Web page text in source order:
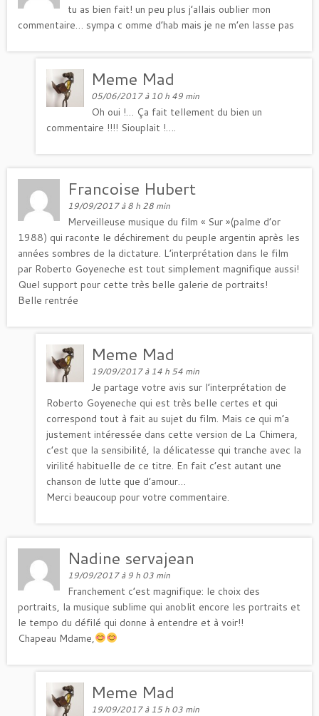
tu as bien fait! un peu plus j’allais oublier mon
commentaire… sympa c omme d’hab mais je ne m’en lasse pas
Meme Mad
05/06/2017 à 10 h 49 min
Oh oui !… Ça fait tellement du bien un
commentaire !!!! Siouplait !….
Francoise Hubert
19/09/2017 à 8 h 28 min
Merveilleuse musique du film « Sur »(palme d’or
1988) qui raconte le déchirement du peuple argentin après les
années sombres de la dictature. L’interprétation dans le film
par Roberto Goyeneche est tout simplement magnifique aussi!
Quel support pour cette très belle galerie de portraits!
Belle rentrée
Meme Mad
19/09/2017 à 14 h 54 min
Je partage votre avis sur l’interprétation de
Roberto Goyeneche qui est très belle certes et qui
correspond tout à fait au sujet du film. Mais ce qui m’a
justement intéressée dans cette version de La Chimera,
c’est que la sensibilité, la délicatesse qui tranche avec la
virilité habituelle de ce titre. En fait c’est autant une
chanson de lutte que d’amour…
Merci beaucoup pour votre commentaire.
Nadine servajean
19/09/2017 à 9 h 03 min
Franchement c’est magnifique: le choix des
portraits, la musique sublime qui anoblit encore les portraits et
le tempo du défilé qui donne à entendre et à voir!!
Chapeau Mdame,
Meme Mad
19/09/2017 à 15 h 03 min